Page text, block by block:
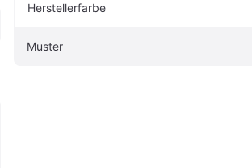
Herstellerfarbe
Muster